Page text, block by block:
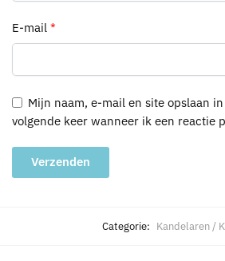
E-mail *
Mijn naam, e-mail en site opslaan
volgende keer wanneer ik een reactie
Categorie: Kandelaren /